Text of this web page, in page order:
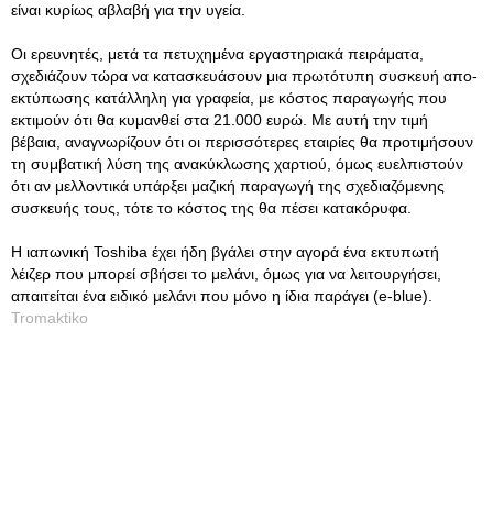
είναι κυρίως αβλαβή για την υγεία.
Οι ερευνητές, μετά τα πετυχημένα εργαστηριακά πειράματα,
σχεδιάζουν τώρα να κατασκευάσουν μια πρωτότυπη συσκευή απο-
εκτύπωσης κατάλληλη για γραφεία, με κόστος παραγωγής που
εκτιμούν ότι θα κυμανθεί στα 21.000 ευρώ. Με αυτή την τιμή
βέβαια, αναγνωρίζουν ότι οι περισσότερες εταιρίες θα προτιμήσουν
τη συμβατική λύση της ανακύκλωσης χαρτιού, όμως ευελπιστούν
ότι αν μελλοντικά υπάρξει μαζική παραγωγή της σχεδιαζόμενης
συσκευής τους, τότε το κόστος της θα πέσει κατακόρυφα.
Η ιαπωνική Toshiba έχει ήδη βγάλει στην αγορά ένα εκτυπωτή
λέιζερ που μπορεί σβήσει το μελάνι, όμως για να λειτουργήσει,
απαιτείται ένα ειδικό μελάνι που μόνο η ίδια παράγει (e-blue).
Tromaktiko